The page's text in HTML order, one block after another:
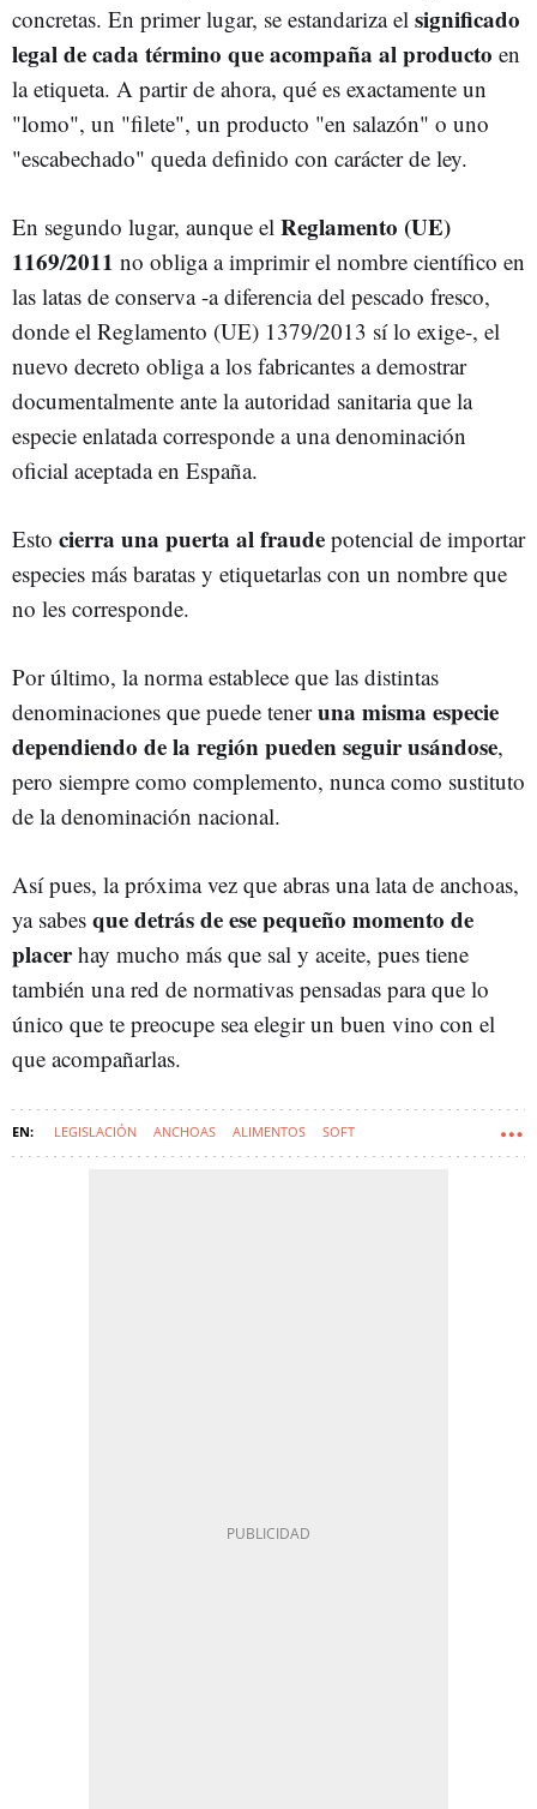
concretas. En primer lugar, se estandariza el significado
legal de cada término que acompaña al producto en
la etiqueta. A partir de ahora, qué es exactamente un
"lomo", un "filete", un producto "en salazón" o uno
"escabechado" queda definido con carácter de ley.
En segundo lugar, aunque el Reglamento (UE)
1169/2011 no obliga a imprimir el nombre científico en
las latas de conserva -a diferencia del pescado fresco,
donde el Reglamento (UE) 1379/2013 sí lo exige-, el
nuevo decreto obliga a los fabricantes a demostrar
documentalmente ante la autoridad sanitaria que la
especie enlatada corresponde a una denominación
oficial aceptada en España.
Esto cierra una puerta al fraude potencial de importar
especies más baratas y etiquetarlas con un nombre que
no les corresponde.
Por último, la norma establece que las distintas
denominaciones que puede teneruna misma especie
dependiendo de la región pueden seguir usándose,
pero siempre como complemento, nunca como sustituto
de la denominación nacional.
Así pues, la próxima vez que abras una lata de anchoas,
ya sabes que detrás de ese pequeño momento de
placerhay mucho más que sal y aceite, pues tiene
también una red de normativas pensadas para que lo
único que te preocupe sea elegir un buen vino con el
que acompañarlas.
LEGISLACIÓN ANCHOAS ALIMENTOS SOFT